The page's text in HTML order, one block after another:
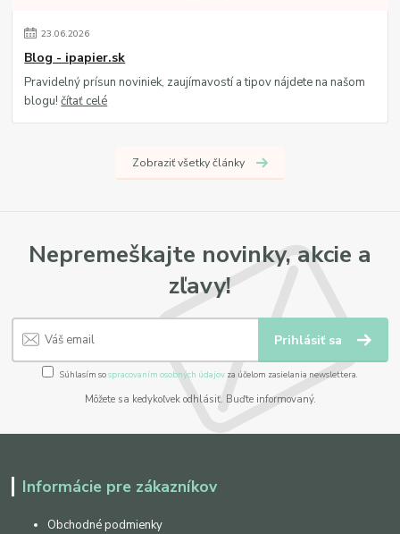
23.06.2026
Blog - ipapier.sk
Pravidelný prísun noviniek, zaujímavostí a tipov nájdete na našom
blogu!čítať celé
Zobraziť všetky články
Nepremeškajte novinky, akcie a
zľavy!
Prihlásiť sa
Súhlasím sospracovaním osobných údajov za účelom zasielania newslettera.
Môžete sa kedykoľvek odhlásiť. Buďte informovaný.
Informácie pre zákazníkov
Obchodné podmienky